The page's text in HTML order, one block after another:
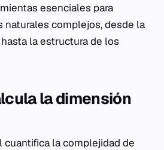
esenciales para
naturales complejos, desde la
la estructura de los
la dimensión
cuantifica la complejidad de